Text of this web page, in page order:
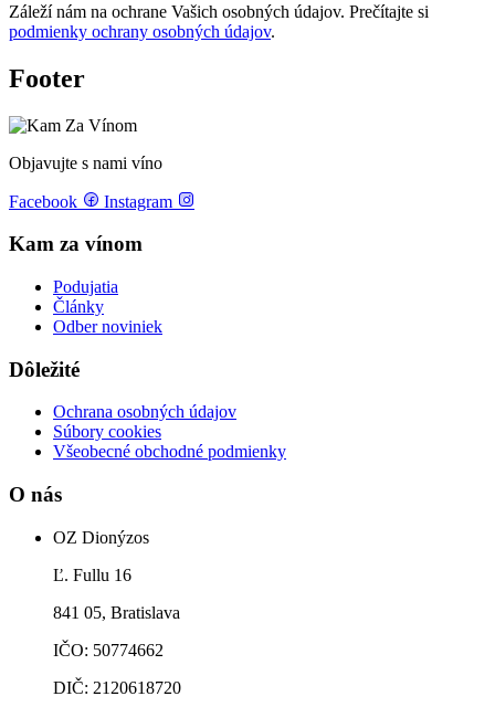
Záleží nám na ochrane Vašich osobných údajov. Prečítajte si
podmienky ochrany osobných údajov.
Footer
Objavujte s nami víno
Facebook Instagram
Kam za vínom
Podujatia
Články
Odber noviniek
Dôležité
Ochrana osobných údajov
Súbory cookies
Všeobecné obchodné podmienky
O nás
OZ Dionýzos
Ľ. Fullu 16
841 05, Bratislava
IČO: 50774662
DIČ: 2120618720